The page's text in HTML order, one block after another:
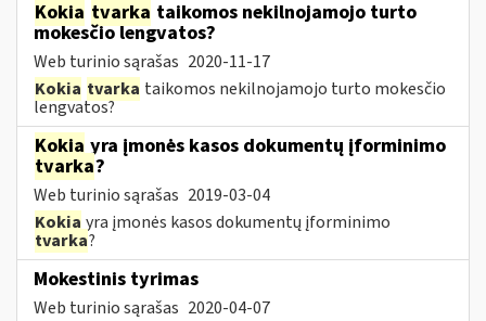
Kokia tvarka taikomos nekilnojamojo turto
mokesčio lengvatos?
Web turinio sąrašas 2020-11-17
Kokia tvarka taikomos nekilnojamojo turto mokesčio
lengvatos?
Kokia yra įmonės kasos dokumentų įforminimo
tvarka?
Web turinio sąrašas 2019-03-04
Kokia yra įmonės kasos dokumentų įforminimo
tvarka?
Mokestinis tyrimas
Web turinio sąrašas 2020-04-07